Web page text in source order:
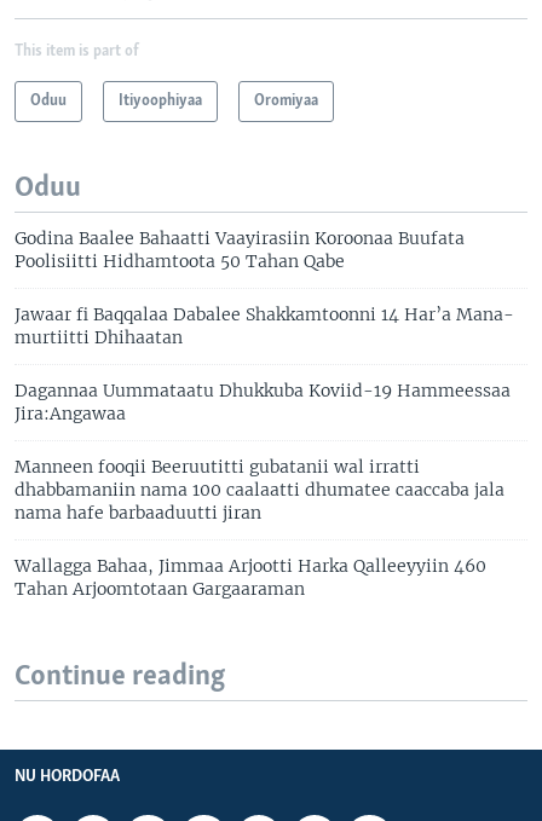
This item is part of
Oduu Itiyoophiyaa Oromiyaa
Oduu
Godina Baalee Bahaatti Vaayirasiin Koroonaa Buufata
Poolisiitti Hidhamtoota 50 Tahan Qabe
Jawaar fi Baqqalaa Dabalee Shakkamtoonni 14 Har’a Mana-
murtiitti Dhihaatan
Dagannaa Uummataatu Dhukkuba Koviid-19 Hammeessaa
Jira:Angawaa
Manneen fooqii Beeruutitti gubatanii wal irratti
dhabbamaniin nama 100 caalaatti dhumatee caaccaba jala
nama hafe barbaaduutti jiran
Wallagga Bahaa, Jimmaa Arjootti Harka Qalleeyyiin 460
Tahan Arjoomtotaan Gargaaraman
Continue reading
NU HORDOFAA